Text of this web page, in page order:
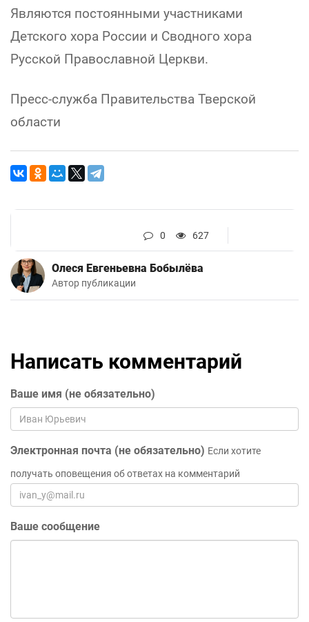
Являются постоянными участниками
Детского хора России и Сводного хора
Русской Православной Церкви.
Пресс-служба Правительства Тверской
области
0 627
Олеся Евгеньевна Бобылёва
Автор публикации
Написать комментарий
Ваше имя (не обязательно)
Электронная почта (не обязательно) Если хотите
получать оповещения об ответах на комментарий
Ваше сообщение